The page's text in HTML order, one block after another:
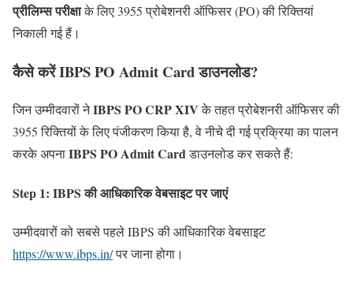
प्रीलिम्स परीक्षाके लिए 3955 प्रोबेशनरी ऑफिसर (PO) की रिक्तियां
निकाली गई हैं।
कैसे करें IBPS PO Admit Card डाउनलोड?
जिन उम्मीदवारों नेIBPS PO CRP XIVके तहत प्रोबेशनरी ऑफिसर की
3955 रिक्तियों के लिए पंजीकरण किया है, वे नीचे दी गई प्रक्रिया का पालन
करके अपनाIBPS PO Admit Cardडाउनलोड कर सकते हैं:
Step 1: IBPS की आधिकारिक वेबसाइट पर जाएं
उम्मीदवारों को सबसे पहले IBPS की आधिकारिक वेबसाइट
https://www.ibps.in/पर जाना होगा।